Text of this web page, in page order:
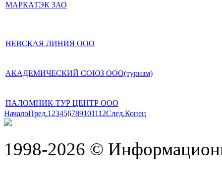
МАРКАТЭК ЗАО
НЕВСКАЯ ЛИНИЯ ООО
АКАДЕМИЧЕСКИЙ СОЮЗ ООО(туризм)
ПАЛОМНИК-ТУР ЦЕНТР ООО
НачалоПред.1 23456789101112След.Конец
1998-2026 ©